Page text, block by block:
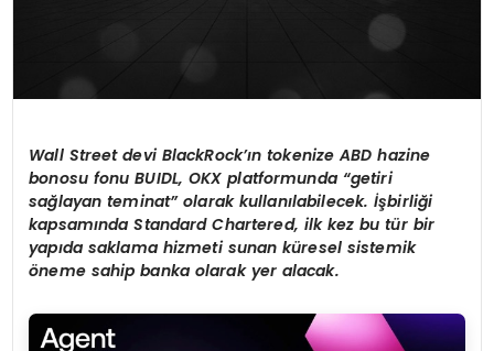
Wall Street devi BlackRock’ın tokenize ABD hazine
bonosu fonu BUIDL, OKX platformunda “getiri
sağlayan teminat”olarak kullanılabilecek.İşbirliği
kapsamında Standard Chartered, ilk kez bu tür bir
yapıda saklama hizmeti sunan küresel sistemik
öneme sahip banka olarak yer alacak.